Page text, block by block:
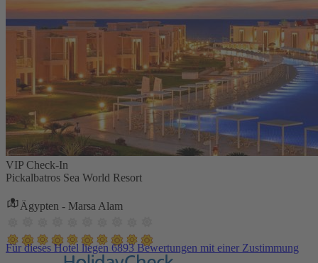
VIP Check-In
Pickalbatros Sea World Resort
Ägypten - Marsa Alam
Für dieses Hotel liegen 6893 Bewertungen mit einer Zustimmung